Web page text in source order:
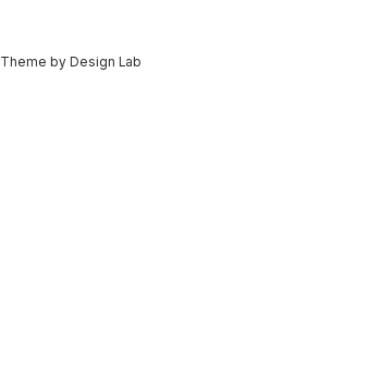
Theme by Design Lab